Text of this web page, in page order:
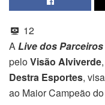
12
ALive dos Parceiros
peloVisão Alviverde
Destra Esportes,
ao Maior Campeão